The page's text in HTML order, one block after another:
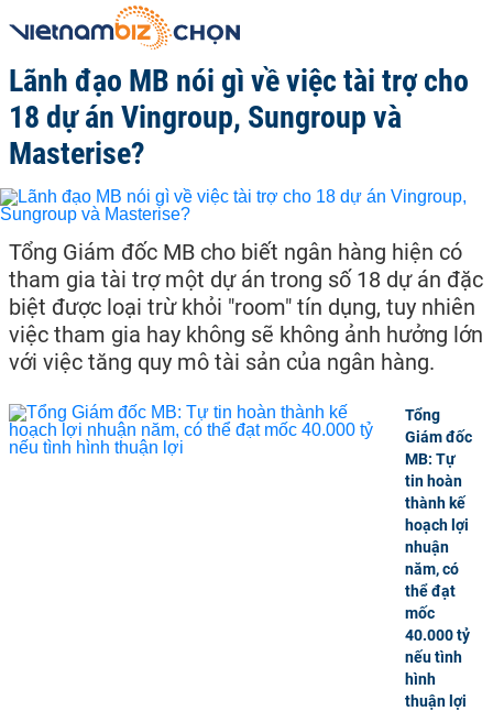
Lãnh đạo MB nói gì về việc tài trợ cho
18 dự án Vingroup, Sungroup và
Masterise?
Tổng Giám đốc MB cho biết ngân hàng hiện có
tham gia tài trợ một dự án trong số 18 dự án đặc
biệt được loại trừ khỏi "room" tín dụng, tuy nhiên
việc tham gia hay không sẽ không ảnh hưởng lớn
với việc tăng quy mô tài sản của ngân hàng.
Tổng
Giám đốc
MB: Tự
tin hoàn
thành kế
hoạch lợi
nhuận
năm, có
thể đạt
mốc
40.000 tỷ
nếu tình
hình
thuận lợi